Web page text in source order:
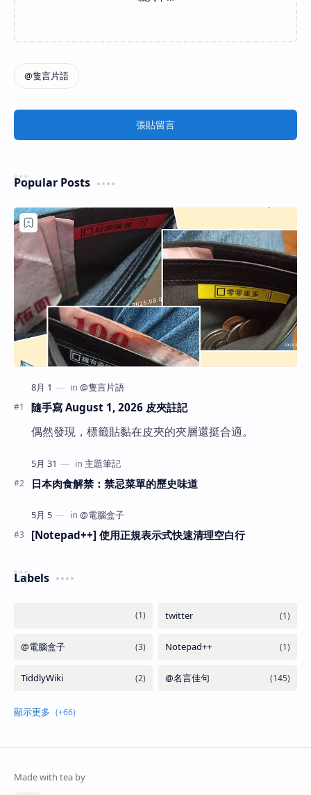
張貼留言
Popular Posts
隨手寫 August 1, 2026 皮夾註記
偶然發現，標籤貼黏在皮夾的夾層還挺合適。
日本肉食解禁：禁忌菜單的歷史味道
[Notepad++] 使用正規表示式快速清理空白行
Labels